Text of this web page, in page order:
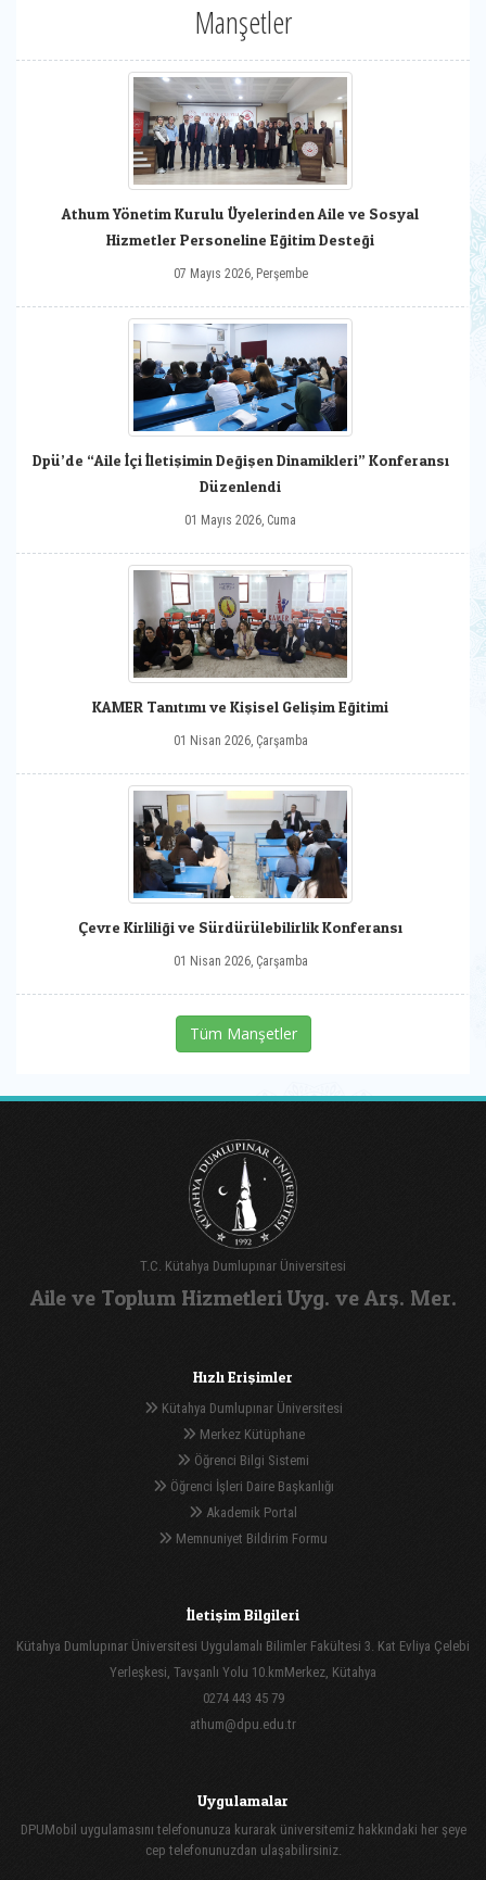
Manşetler
Athum Yönetim Kurulu Üyelerinden Aile ve Sosyal
Hizmetler Personeline Eğitim Desteği
07 Mayıs 2026, Perşembe
Dpü’de “Aile İçi İletişimin Değişen Dinamikleri” Konferansı
Düzenlendi
01 Mayıs 2026, Cuma
KAMER Tanıtımı ve Kişisel Gelişim Eğitimi
01 Nisan 2026, Çarşamba
Çevre Kirliliği ve Sürdürülebilirlik Konferansı
01 Nisan 2026, Çarşamba
Tüm Manşetler
T.C. Kütahya Dumlupınar Üniversitesi
Aile ve Toplum Hizmetleri Uyg. ve Arş. Mer.
Hızlı Erişimler
Kütahya Dumlupınar Üniversitesi
Merkez Kütüphane
Öğrenci Bilgi Sistemi
Öğrenci İşleri Daire Başkanlığı
Akademik Portal
Memnuniyet Bildirim Formu
İletişim Bilgileri
Kütahya Dumlupınar Üniversitesi Uygulamalı Bilimler Fakültesi 3. Kat Evliya Çelebi
Yerleşkesi, Tavşanlı Yolu 10.kmMerkez, Kütahya
0274 443 45 79
athum@dpu.edu.tr
Uygulamalar
DPUMobil uygulamasını telefonunuza kurarak üniversitemiz hakkındaki her şeye
cep telefonunuzdan ulaşabilirsiniz.